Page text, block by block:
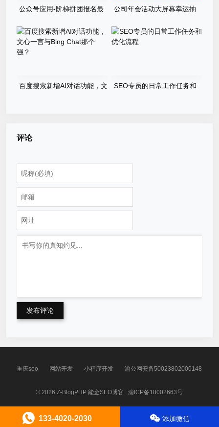
公众号应用-阶梯拼团报名最
公司年会活动大屏幕幸运抽
百度搜索新增AI对话功能，文
SEO专员的日常工作任务和
评论
发布评论
重庆seo 网站开发 小程序开发 渝公网安备50023802000148
© 2026Z-BlogPHP 能金SEO博客渝ICP备18002663号
133-4020-2030 添加微信